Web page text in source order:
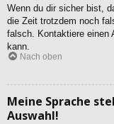
Wenn du dir sicher bist,
die Zeit trotzdem noch
falsch. Kontaktiere einen
kann.
Nach oben
Meine Sprache
Auswahl!